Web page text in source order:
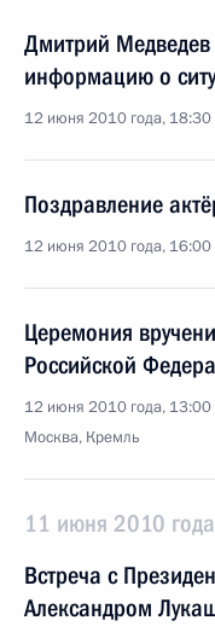
Дмитрий Медведев
информацию о
12 июня 2010 года, 18:30
Поздравление
12 июня 2010 года, 16:00
Церемония
Российской
12 июня 2010 года, 13:00
Москва, Кремль
11 июня 2010
Встреча с
Александром